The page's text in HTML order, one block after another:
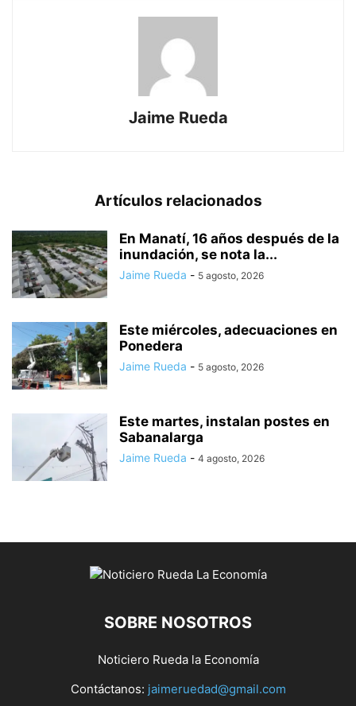
Jaime Rueda
Artículos relacionados
En Manatí, 16 años después de la
inundación, se nota la...
Jaime Rueda - 5 agosto, 2026
Este miércoles, adecuaciones en
Ponedera
Jaime Rueda - 5 agosto, 2026
Este martes, instalan postes en
Sabanalarga
Jaime Rueda - 4 agosto, 2026
SOBRE NOSOTROS
Noticiero Rueda la Economía
Contáctanos: jaimeruedad@gmail.com